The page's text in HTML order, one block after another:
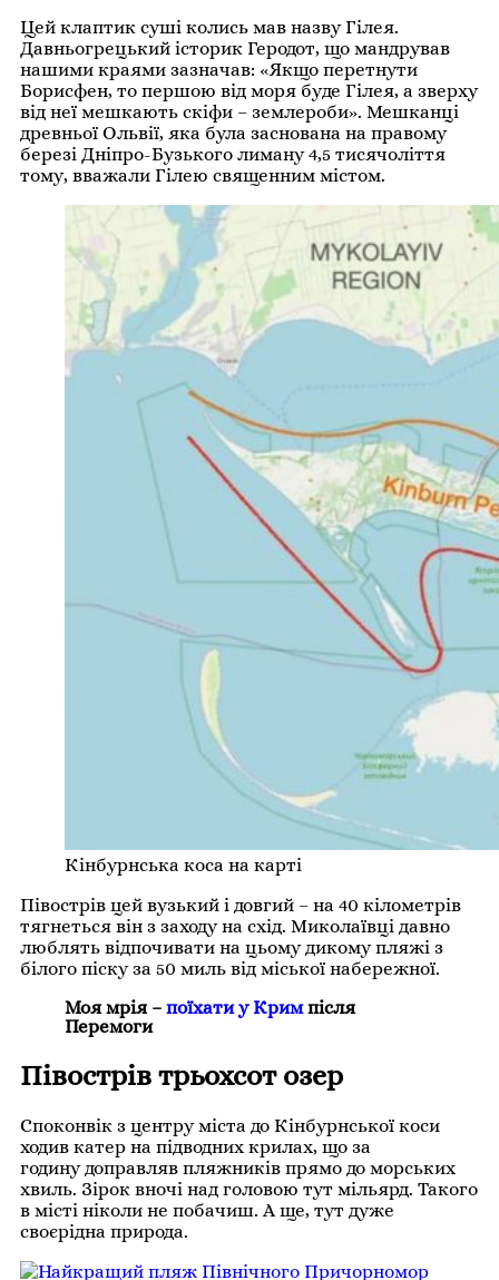
Цей клаптик суші колись мав назву Гілея.
Давньогрецький історик Геродот, що мандрував
нашими краями зазначав: «Якщо перетнути
Борисфен, то першою від моря буде Гілея, а зверху
від неї мешкають скіфи – землероби». Мешканці
древньої Ольвії, яка була заснована на правому
березі Дніпро-Бузького лиману 4,5 тисячоліття
тому, вважали Гілею священним містом.
Кінбурнська коса на карті
Півострів цей вузький і довгий – на 40 кілометрів
тягнеться він з заходу на схід. Миколаївці давно
люблять відпочивати на цьому дикому пляжі з
білого піску за 50 миль від міської набережної.
Моя мрія – поїхати у Кримпісля
Перемоги
Півострів трьохсот озер
Споконвік з центру міста до Кінбурнської коси
ходив катер на підводних крилах, що за
годину доправляв пляжників прямо до морських
хвиль. Зірок вночі над головою тут мільярд. Такого
в місті ніколи не побачиш. А ще, тут дуже
своєрідна природа.